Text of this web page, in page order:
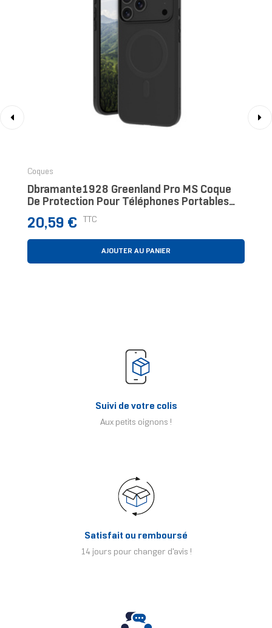
Coques
Dbramante1928 Greenland Pro MS Coque
De Protection Pour Téléphones Portables
Housse Noir
Prix
20,59 € TTC
AJOUTER AU PANIER
Suivi de votre colis
Aux petits oignons !
Satisfait ou remboursé
14 jours pour changer d'avis !